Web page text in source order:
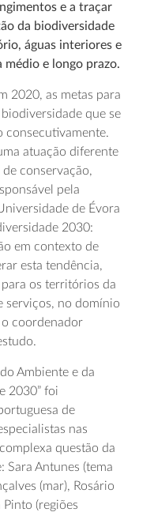
e a traçar
da biodiversidade
águas interiores e
médio e longo prazo.
2020, as metas para
que se
consecutivamente.
atuação diferente
conservação,
pela
de Évora
2030:
em contexto de
esta tendência,
os territórios da
serviços, no domínio
coordenador
Ambiente e da
2030” foi
de
nas
questão da
Sara Antunes (tema
(mar), Rosário
(regiões